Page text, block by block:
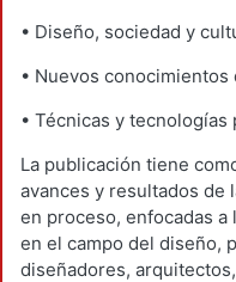
• Diseño, sociedad y
• Nuevos conocimientos
• Técnicas y tecnologías
La publicación tiene
avances y resultados de
en proceso, enfocadas
en el campo del diseño,
diseñadores,